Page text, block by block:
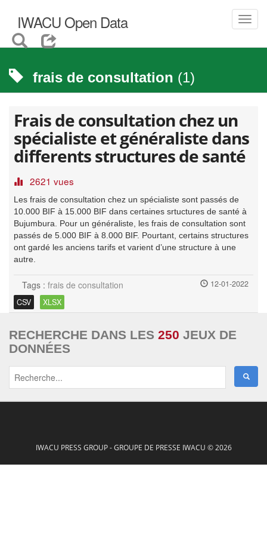
IWACU Open Data
frais de consultation (1)
Frais de consultation chez un
spécialiste et généraliste dans
differents structures de santé
2621 vues
Les frais de consultation chez un spécialiste sont passés de
10.000 BIF à 15.000 BIF dans certaines srtuctures de santé à
Bujumbura. Pour un généraliste, les frais de consultation sont
passés de 5.000 BIF à 8.000 BIF. Pourtant, certains structures
ont gardé les anciens tarifs et varient d’une structure à une
autre.
Tags : frais de consultation
12-01-2022
CSV
XLSX
RECHERCHE DANS LES 250 JEUX DE
DONNÉES
IWACU PRESS GROUP - GROUPE DE PRESSE IWACU © 2026